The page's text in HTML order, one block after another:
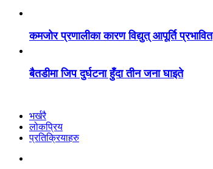
कमजोर प्रणालीका कारण विद्युत् आपूर्ति प्रभावित
बैतडीमा जिप दुर्घटना हुँदा तीन जना घाइते
भर्खरै
लोकप्रिय
प्रतिक्रियाहरु